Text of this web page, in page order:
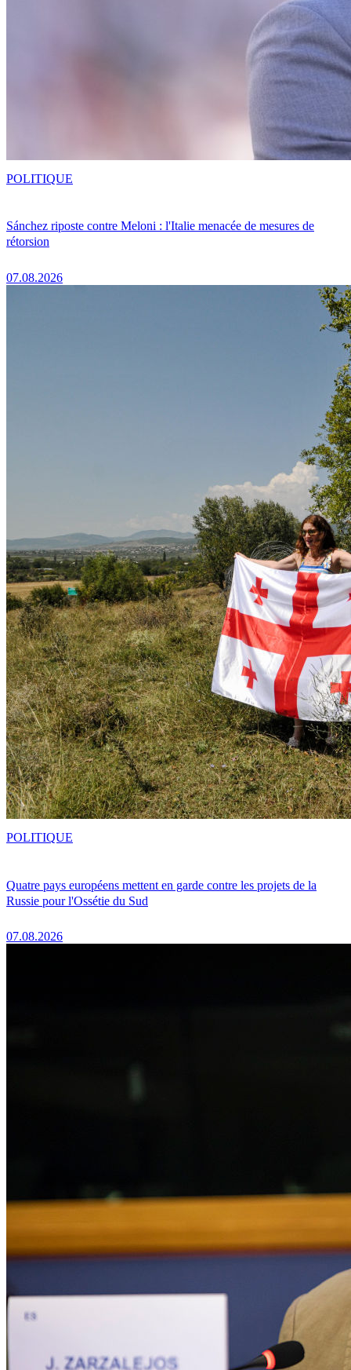
Sánchez riposte contre Meloni : l'Italie menacée de mesures de
rétorsion
07.08.2026
POLITIQUE
Quatre pays européens mettent en garde contre les projets de la
Russie pour l'Ossétie du Sud
07.08.2026
POLITIQUE